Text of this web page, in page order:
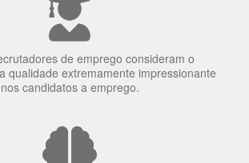
de emprego consideram o
qualidade extremamente impressionante
nos candidatos a emprego.